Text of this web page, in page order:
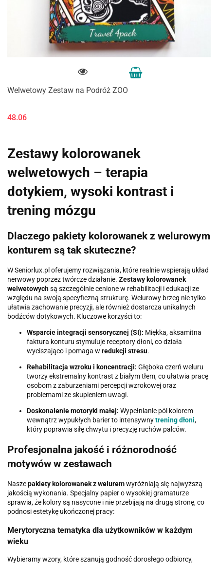
Welwetowy Zestaw na Podróż ZOO
48.06
Zestawy kolorowanek
welwetowych – terapia
dotykiem, wysoki kontrast i
trening mózgu
Dlaczego pakiety kolorowanek z welurowym
konturem są tak skuteczne?
W Seniorlux.pl oferujemy rozwiązania, które realnie wspierają układ
nerwowy poprzez twórcze działanie. Zestawy kolorowanek
welwetowychsą szczególnie cenione w rehabilitacji i edukacji ze
względu na swoją specyficzną strukturę. Welurowy brzeg nie tylko
ułatwia zachowanie precyzji, ale również dostarcza unikalnych
bodźców dotykowych. Kluczowe korzyści to:
Wsparcie integracji sensorycznej (SI): Miękka, aksamitna
faktura konturu stymuluje receptory dłoni, co działa
wyciszająco i pomaga w redukcji stresu.
Rehabilitacja wzroku i koncentracji: Głęboka czerń weluru
tworzy ekstremalny kontrast z białym tłem, co ułatwia pracę
osobom z zaburzeniami percepcji wzrokowej oraz
problemami ze skupieniem uwagi.
Doskonalenie motoryki małej: Wypełnianie pól kolorem
wewnątrz wypukłych barier to intensywnytrening dłoni,
który poprawia siłę chwytu i precyzję ruchów palców.
Profesjonalna jakość i różnorodność
motywów w zestawach
Naszepakiety kolorowanek z weluremwyróżniają się najwyższą
jakością wykonania. Specjalny papier o wysokiej gramaturze
sprawia, że kolory są nasycone i nie przebijają na drugą stronę, co
podnosi estetykę ukończonej pracy:
Merytoryczna tematyka dla użytkowników w każdym
wieku
Wybieramy wzory, które szanują godność dorosłego odbiorcy,